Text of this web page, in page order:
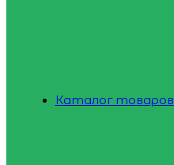
Каталог товаров